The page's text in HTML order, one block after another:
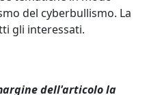
del cyberbullismo. La
gli interessati.
dell'articolo la